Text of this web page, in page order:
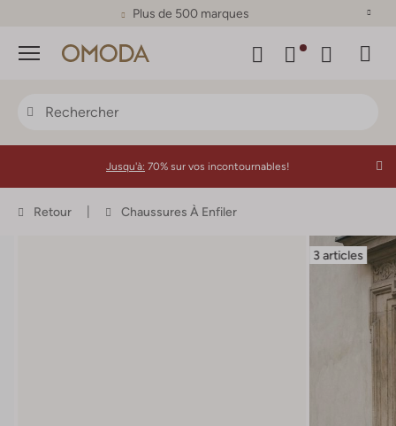
Plus de 500 marques
Menu
Jusqu'à: 70% sur vos incontournables!
Retour Chaussures À Enfiler
3 articles